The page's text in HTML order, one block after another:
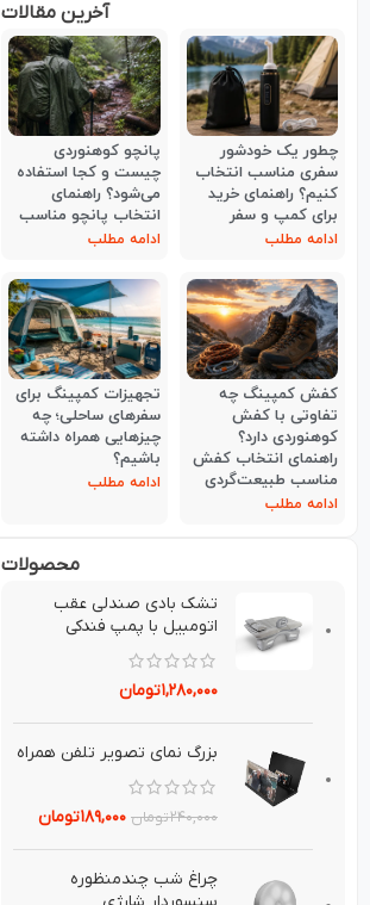
چطور یک خودشور
سفری مناسب انتخاب
کنیم؟ راهنمای خرید
برای کمپ و سفر
ادامه مطلب
پانچو کوهنوردی
چیست و کجا استفاده
می‌شود؟ راهنمای
انتخاب پانچو مناسب
ادامه مطلب
کفش کمپینگ چه
تفاوتی با کفش
کوهنوردی دارد؟
راهنمای انتخاب کفش
مناسب طبیعت‌گردی
ادامه مطلب
تجهیزات کمپینگ برای
سفرهای ساحلی؛ چه
چیزهایی همراه داشته
باشیم؟
ادامه مطلب
آخرین مقالات
محصولات
تشك بادي صندلي عقب
اتومبيل با پمپ فندکی
۱,۲۸۰,۰۰۰تومان
بزرگ نماي تصوير تلفن همراه
۲۴۰,۰۰۰تومان ۱۸۹,۰۰۰تومان
چراغ شب چندمنظوره